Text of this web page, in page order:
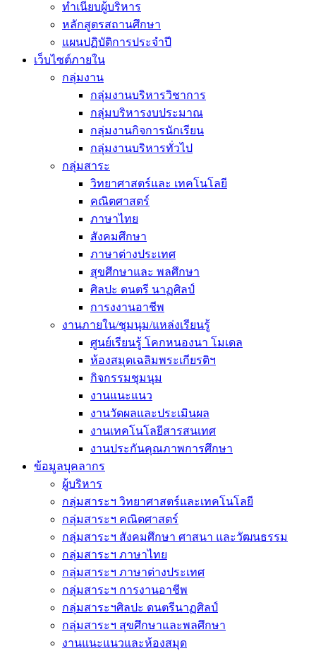
ทำเนียบผู้บริหาร
หลักสูตรสถานศึกษา
แผนปฏิบัติการประจำปี
เว็บไซต์ภายใน
กลุ่มงาน
กลุ่มงานบริหารวิชาการ
กลุ่มบริหารงบประมาณ
กลุ่มงานกิจการนักเรียน
กลุ่มงานบริหารทั่วไป
กลุ่มสาระ
วิทยาศาสตร์และ เทคโนโลยี
คณิตศาสตร์
ภาษาไทย
สังคมศึกษา
ภาษาต่างประเทศ
สุขศึกษาและ พลศึกษา
ศิลปะ ดนตรี นาฏศิลป์
การงงานอาชีพ
งานภายใน/ชุมนุม/แหล่งเรียนรู้
ศูนย์เรียนรู้ โคกหนองนา โมเดล
ห้องสมุดเฉลิมพระเกียรติฯ
กิจกรรมชุมนุม
งานแนะแนว
งานวัดผลและประเมินผล
งานเทคโนโลยีสารสนเทศ
งานประกันคุณภาพการศึกษา
ข้อมูลบุคลากร
ผู้บริหาร
กลุ่มสาระฯ วิทยาศาสตร์และเทคโนโลยี
กลุ่มสาระฯ คณิตศาสตร์
กลุ่มสาระฯ สังคมศึกษา ศาสนา และวัฒนธรรม
กลุ่มสาระฯ ภาษาไทย
กลุ่มสาระฯ ภาษาต่างประเทศ
กลุ่มสาระฯ การงานอาชีพ
กลุ่มสาระฯศิลปะ ดนตรีนาฏศิลป์
กลุ่มสาระฯ สุขศึกษาและพลศึกษา
งานแนะแนวและห้องสมุด